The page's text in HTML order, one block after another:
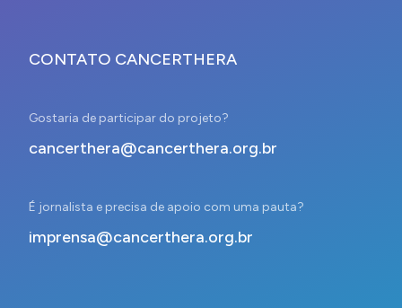
CONTATO CANCERTHERA
Gostaria de participar do projeto?
cancerthera@cancerthera.org.br
É jornalista e precisa de apoio com uma pauta?
imprensa@cancerthera.org.br